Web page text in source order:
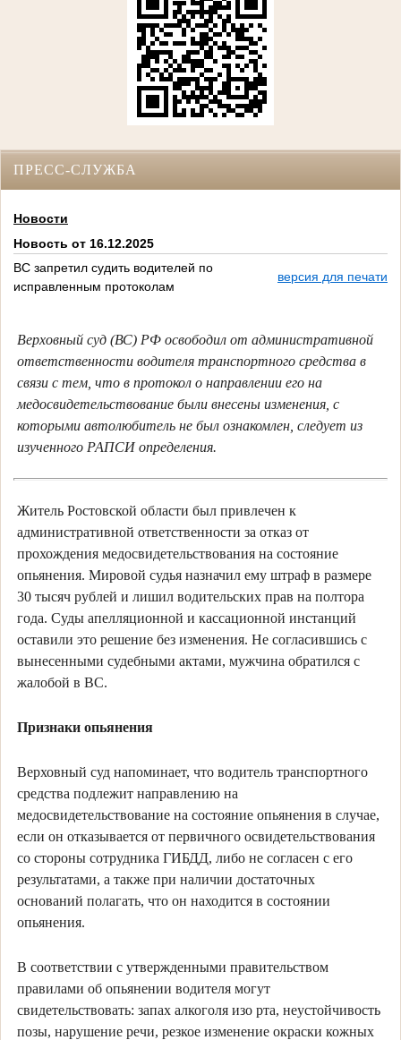
ПРЕСС-СЛУЖБА
Новости
Новость от 16.12.2025
ВС запретил судить водителей по
исправленным протоколам
версия для печати
Верховный суд (ВС) РФ освободил от административной
ответственности водителя транспортного средства в
связи с тем, что в протокол о направлении его на
медосвидетельствование были внесены изменения, с
которыми автолюбитель не был ознакомлен, следует из
изученного РАПСИ определения.
Житель Ростовской области был привлечен к
административной ответственности за отказ от
прохождения медосвидетельствования на состояние
опьянения. Мировой судья назначил ему штраф в размере
30 тысяч рублей и лишил водительских прав на полтора
года. Суды апелляционной и кассационной инстанций
оставили это решение без изменения. Не согласившись с
вынесенными судебными актами, мужчина обратился с
жалобой в ВС.
Признаки опьянения
Верховный суд напоминает, что водитель транспортного
средства подлежит направлению на
медосвидетельствование на состояние опьянения в случае,
если он отказывается от первичного освидетельствования
со стороны сотрудника ГИБДД, либо не согласен с его
результатами, а также при наличии достаточных
оснований полагать, что он находится в состоянии
опьянения.
В соответствии с утвержденными правительством
правилами об опьянении водителя могут
свидетельствовать: запах алкоголя изо рта, неустойчивость
позы, нарушение речи, резкое изменение окраски кожных